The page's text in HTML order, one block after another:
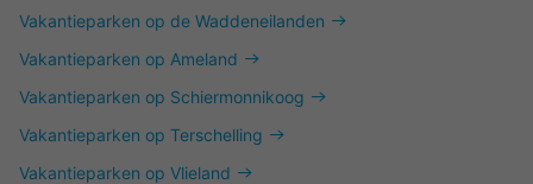
Vakantieparken op de Waddeneilanden
Vakantieparken op Ameland
Vakantieparken op Schiermonnikoog
Vakantieparken op Terschelling
Vakantieparken op Vlieland